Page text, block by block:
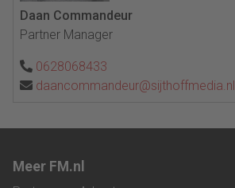
Daan Commandeur
Partner Manager
0628068433
daancommandeur@sijthoffmedia.nl
Meer FM.nl